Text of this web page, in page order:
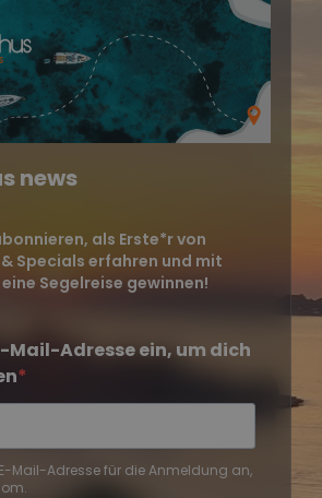
news
als Erste*r von
Specials erfahren und mit
Segelreise gewinnen!
Mail-Adresse ein, um dich
Mail-Adresse für die Anmeldung an,